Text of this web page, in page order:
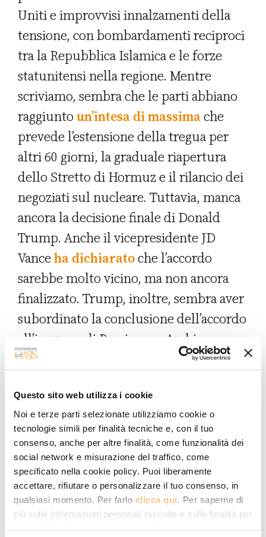
Questo sito web utilizza i cookie
Noi e terze parti selezionate utilizziamo cookie o
tecnologie simili per finalità tecniche e, con il tuo
consenso, anche per altre finalità, come funzionalità dei
social network e misurazione del traffico, come
specificato nella cookie policy. Puoi liberamente
accettare, rifiutare o personalizzare il tuo consenso, in
qualsiasi momento. Per farlo clicca qui . Per saperne di
più sulle informazioni personali raccolte e sulle finalità per
Uniti e improvvisi innalzamenti della
tensione, con bombardamenti reciproci
tra la Repubblica Islamica e le forze
statunitensi nella regione. Mentre
scriviamo, sembra che le parti abbiano
raggiuntoun’intesa di massimache
prevede l’estensione della tregua per
altri 60 giorni, la graduale riapertura
dello Stretto di Hormuz e il rilancio dei
negoziati sul nucleare. Tuttavia, manca
ancora la decisione finale di Donald
Trump. Anche il vicepresidente JD
Vanceha dichiaratoche l’accordo
sarebbe molto vicino, ma non ancora
finalizzato. Trump, inoltre, sembra aver
subordinato la conclusione dell’accordo
all’ingresso di Paesi come Arabia
Saudita, Qatar e Pakistan negli Accordi
da accettare per Riyad, Doha e
Islamabad .
Come ha scritto ilFinancial Times,
l’ipotesi di accordo tra Iran e Stati Uniti
prevede l’estensione del cessate il fuoco
– che, in realtà, è già “esteso”, essendo
formalmente scaduto ad aprile –, l’avvio